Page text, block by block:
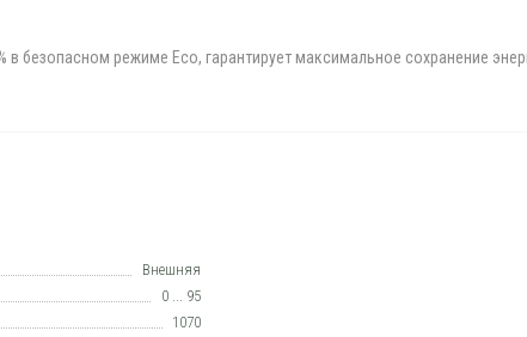
безопасном режиме Eco, гарантирует максимальное сохранение
Внешняя
0 ... 95
1070